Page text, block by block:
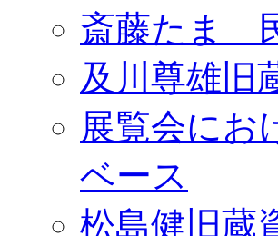
斎藤たま
及川尊雄旧
展覧会にお
ベース
松島健旧蔵